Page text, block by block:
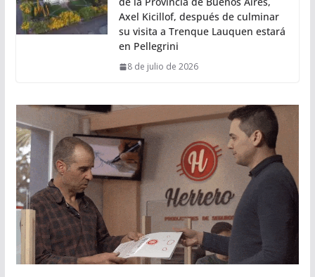
Axel Kicillof, después de culminar
su visita a Trenque Lauquen estará
en Pellegrini
8 de julio de 2026